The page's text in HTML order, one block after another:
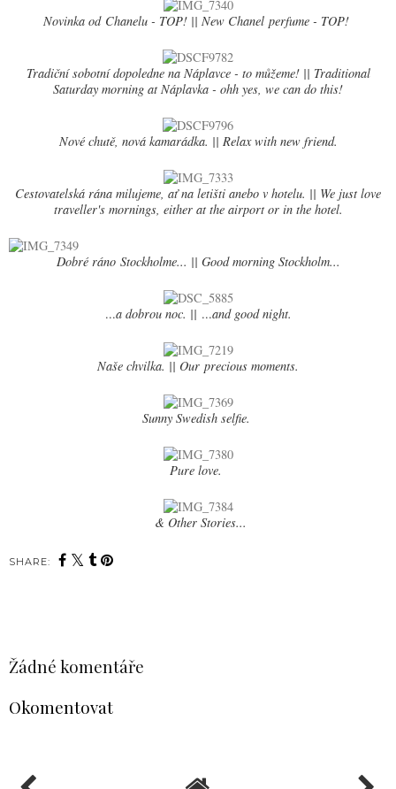
Novinka od Chanelu - TOP! || New Chanel perfume - TOP!
Tradiční sobotní dopoledne na Náplavce - to můžeme! || Traditional
Saturday morning at Náplavka - ohh yes, we can do this!
Nové chutě, nová kamarádka. || Relax with new friend.
Cestovatelská rána milujeme, ať na letišti anebo v hotelu. || We just love
traveller's mornings, either at the airport or in the hotel.
Dobré ráno Stockholme... || Good morning Stockholm...
...a dobrou noc. || ...and good night.
Naše chvilka. || Our precious moments.
Sunny Swedish selfie.
Pure love.
& Other Stories...
SHARE:
Žádné komentáře
Okomentovat